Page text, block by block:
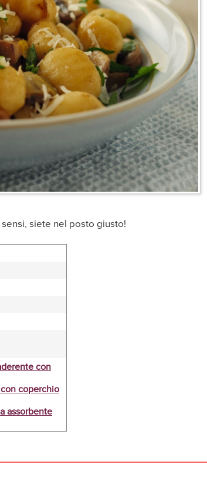
siete nel posto giusto!
con
coperchio
assorbente